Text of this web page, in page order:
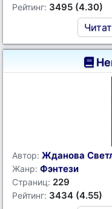
Рейтинг: 3495 (4.30)
Автор: Жданова
Жанр: Фэнтези
Страниц: 229
Рейтинг: 3434 (4.55)